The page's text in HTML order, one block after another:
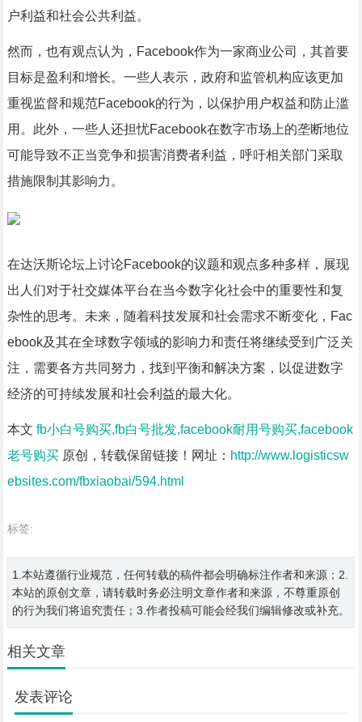
户利益和社会公共利益。
然而，也有观点认为，Facebook作为一家商业公司，其首要
目标是盈利和增长。一些人表示，政府和监管机构应该更加
重视监督和规范Facebook的行为，以保护用户权益和防止滥
用。此外，一些人还担忧Facebook在数字市场上的垄断地位
可能导致不正当竞争和损害消费者利益，呼吁相关部门采取
措施限制其影响力。
在达沃斯论坛上讨论Facebook的议题和观点多种多样，展现
出人们对于社交媒体平台在当今数字化社会中的重要性和复
杂性的思考。未来，随着科技发展和社会需求不断变化，Fac
ebook及其在全球数字领域的影响力和责任将继续受到广泛关
注，需要各方共同努力，找到平衡和解决方案，以促进数字
经济的可持续发展和社会利益的最大化。
本文 fb小白号购买,fb白号批发,facebook耐用号购买,facebook
老号购买原创，转载保留链接！网址： http://www.logisticsw
ebsites.com/fbxiaobai/594.html
标签:
1.本站遵循行业规范，任何转载的稿件都会明确标注作者和来源；2.
本站的原创文章，请转载时务必注明文章作者和来源，不尊重原创
的行为我们将追究责任；3.作者投稿可能会经我们编辑修改或补充。
相关文章
发表评论